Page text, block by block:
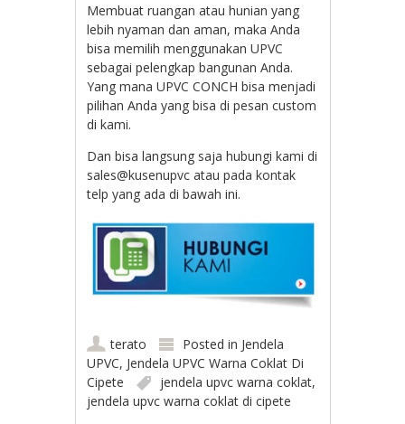
Membuat ruangan atau hunian yang
lebih nyaman dan aman, maka Anda
bisa memilih menggunakan UPVC
sebagai pelengkap bangunan Anda.
Yang mana UPVC CONCH bisa menjadi
pilihan Anda yang bisa di pesan custom
di kami.
Dan bisa langsung saja hubungi kami di
sales@kusenupvc atau pada kontak
telp yang ada di bawah ini.
terato Posted in Jendela
UPVC, Jendela UPVC Warna Coklat Di
Cipete
jendela upvc warna coklat,
jendela upvc warna coklat di cipete